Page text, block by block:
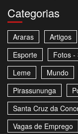
Categorias
Araras Artigos
Esporte
Fotos -
Leme
Mundo
Pirassununga
Santa Cruz da
Vagas de Emprego